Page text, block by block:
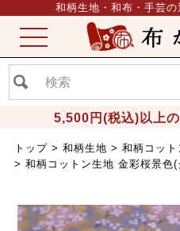
和柄生地・和布・手芸
5,500円(税込)以上
ME
NU
トップ 和柄生地
和柄コッ
和柄コットン生地 金彩桜景色